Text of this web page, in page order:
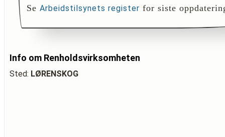
Se Arbeidstilsynets register for siste
Info om Renholdsvirksomheten
Sted: LØRENSKOG